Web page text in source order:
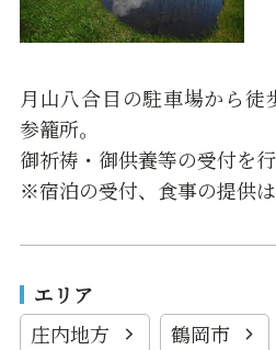
月山八合目の駐車場から徒
参籠所。
御祈祷・御供養等の受付を行
※宿泊の受付、食事の提供は
エリア
庄内地方
鶴岡市